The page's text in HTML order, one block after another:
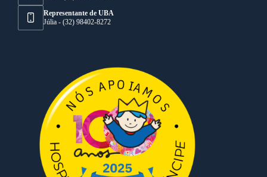
Representante de UBA
Júlia - (32) 98402-8272